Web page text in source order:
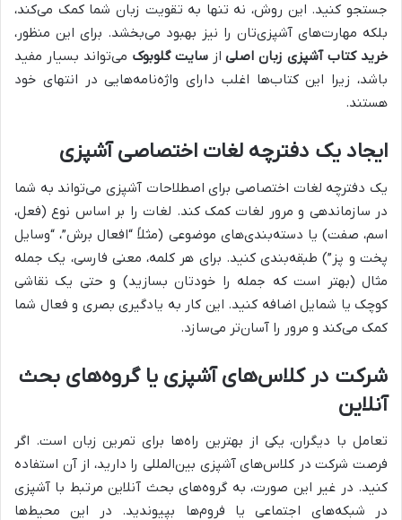
جستجو کنید. این روش، نه تنها به تقویت زبان شما کمک می‌کند،
بلکه مهارت‌های آشپزی‌تان را نیز بهبود می‌بخشد. برای این منظور،
خرید کتاب آشپزی زبان اصلیازسایت گلوبوک می‌تواند بسیار مفید
باشد، زیرا این کتاب‌ها اغلب دارای واژه‌نامه‌هایی در انتهای خود
هستند.
ایجاد یک دفترچه لغات اختصاصی آشپزی
یک دفترچه لغات اختصاصی برای اصطلاحات آشپزی می‌تواند به شما
در سازماندهی و مرور لغات کمک کند. لغات را بر اساس نوع (فعل،
اسم، صفت) یا دسته‌بندی‌های موضوعی (مثلاً “افعال برش”، “وسایل
پخت و پز”) طبقه‌بندی کنید. برای هر کلمه، معنی فارسی، یک جمله
مثال (بهتر است که جمله را خودتان بسازید) و حتی یک نقاشی
کوچک یا شمایل اضافه کنید. این کار به یادگیری بصری و فعال شما
کمک می‌کند و مرور را آسان‌تر می‌سازد.
شرکت در کلاس‌های آشپزی یا گروه‌های بحث
آنلاین
تعامل با دیگران، یکی از بهترین راه‌ها برای تمرین زبان است. اگر
فرصت شرکت در کلاس‌های آشپزی بین‌المللی را دارید، از آن استفاده
کنید. در غیر این صورت، به گروه‌های بحث آنلاین مرتبط با آشپزی
در شبکه‌های اجتماعی یا فروم‌ها بپیوندید. در این محیط‌ها